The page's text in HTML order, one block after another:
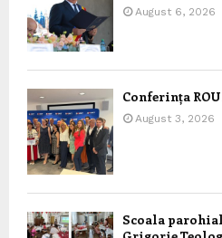
August 6, 2026
Conferința
August 3, 2026
Scoala